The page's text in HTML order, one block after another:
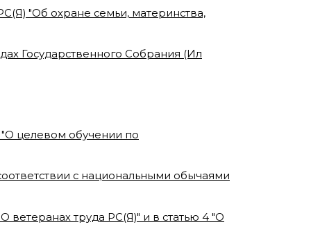
"Об охране семьи, материнства,
Государственного Собрания (Ил
целевом обучении по
с национальными обычаями
ветеранах труда РС(Я)" и в статью 4 "О